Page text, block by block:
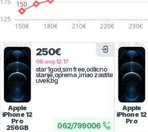
062/799006
#z2h2p3m90g
Apple
iPhone 12
Pro
256GB
250€
08.avg 12:17
star 1god,sim free,odlicno
stanje,oprema ,imao zastite
uvek.bg
#58pf2z80nn
Apple
iPhone 12
Pro